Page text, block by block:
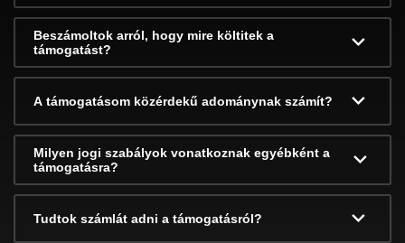
Beszámoltok arról, hogy mire költitek a
támogatást?
A támogatásom közérdekű adománynak számít?
Milyen jogi szabályok vonatkoznak egyébként a
támogatásra?
Tudtok számlát adni a támogatásról?